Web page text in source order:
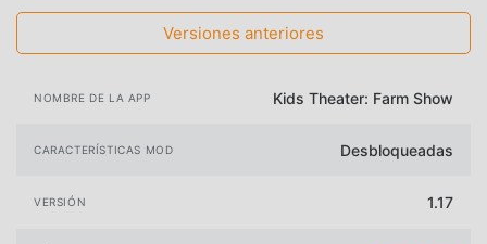
Versiones anteriores
NOMBRE DE LA APP Kids Theater: Farm Show
CARACTERÍSTICAS MOD Desbloqueadas
VERSIÓN 1.17